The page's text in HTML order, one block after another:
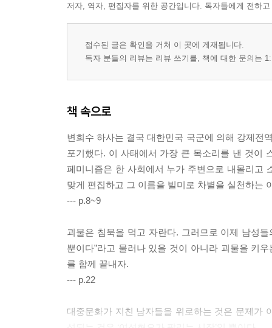
저자, 역자, 편집자를 위한 공간입니다. 독자들에게 전하
접수된 글은 확인을 거쳐 이 곳에 게재됩니다.
독자 분들의 리뷰는 리뷰 쓰기를, 책에 대한 문의는
책 속으로
변희수 하사는 결국 대한민국 국군에 의해 강제전
포기했다. 이 사태에서 가장 큰 목소리를 낸 것이
페미니즘은 한 사회에서 누가 주변으로 내몰리고
맞게 편집하고 그 이름을 빌미로 차별을 실천하는
--- p.8~9
괴물은 침묵을 먹고 자란다. 그러므로 이제 남성
뿐이다”라고 물러나 있을 것이 아니라 괴물을 키
를 함께 끝내자.
--- p.22
대중문화가 지친 남자들을 위로하는 것은 문제가